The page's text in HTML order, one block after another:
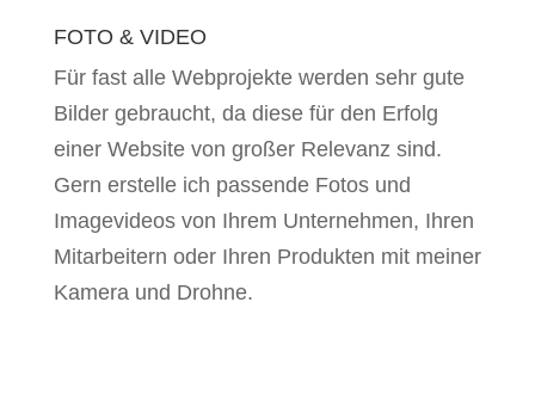
FOTO & VIDEO
Für fast alle Webprojekte werden sehr gute
Bilder gebraucht, da diese für den Erfolg
einer Website von großer Relevanz sind.
Gern erstelle ich passende Fotos und
Imagevideos von Ihrem Unternehmen, Ihren
Mitarbeitern oder Ihren Produkten mit meiner
Kamera und Drohne.